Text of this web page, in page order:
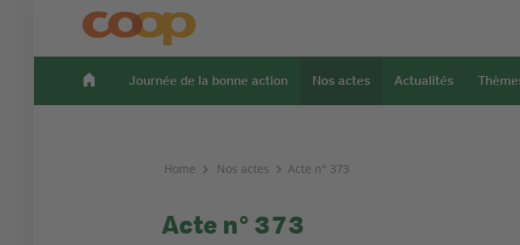
Journée de la bonne action Nos actes Actualités
Home Nos actes Acte n° 373
Acte n° 373